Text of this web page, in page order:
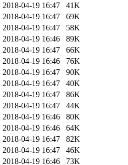
2018-04-19 16:47
41K
2018-04-19 16:47
69K
2018-04-19 16:47
58K
2018-04-19 16:46
89K
2018-04-19 16:47
66K
2018-04-19 16:46
76K
2018-04-19 16:47
90K
2018-04-19 16:47
40K
2018-04-19 16:47
86K
2018-04-19 16:47
44K
2018-04-19 16:46
80K
2018-04-19 16:46
64K
2018-04-19 16:47
82K
2018-04-19 16:47
46K
2018-04-19 16:46
73K